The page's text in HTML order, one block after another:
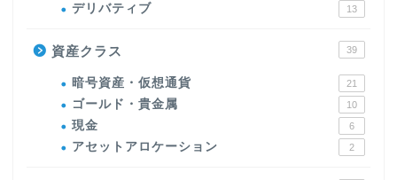
デリバティブ 13
資産クラス 39
暗号資産・仮想通貨 21
ゴールド・貴金属 10
現金 6
アセットアロケーション 2